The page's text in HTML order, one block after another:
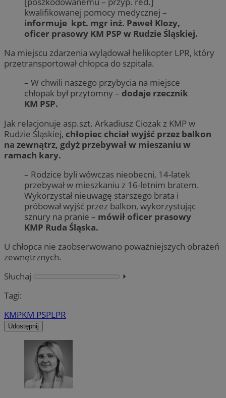
kwalifikowanej pomocy medycznej –
informuje kpt. mgr inż. Paweł Klozy,
oficer prasowy KM PSP w Rudzie Śląskiej.
Na miejscu zdarzenia wylądował helikopter LPR, który
przetransportował chłopca do szpitala.
– W chwili naszego przybycia na miejsce
chłopak był przytomny – dodaje rzecznik
KM PSP.
Jak relacjonuje asp.szt. Arkadiusz Ciozak z KMP w
Rudzie Śląskiej, chłopiec chciał wyjść przez balkon
na zewnątrz, gdyż przebywał w mieszaniu w
ramach kary.
– Rodzice byli wówczas nieobecni, 14-latek
przebywał w mieszkaniu z 16-letnim bratem.
Wykorzystał nieuwagę starszego brata i
próbował wyjść przez balkon, wykorzystując
sznury na pranie – mówił oficer prasowy
KMP Ruda Śląska.
U chłopca nie zaobserwowano poważniejszych obrażeń
zewnętrznych.
Słuchaj
⏵︎
Tagi:
KMPKM PSPLPR
Udostępnij